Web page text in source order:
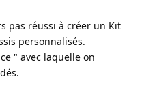
pas réussi à créer un Kit
personnalisés.
" avec laquelle on